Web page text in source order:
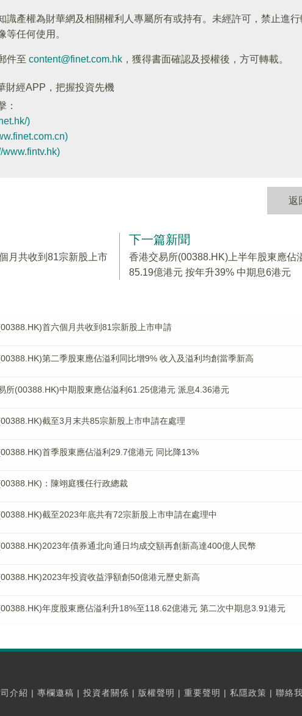
識產權為財華網及相關權利人專屬所有或持有。未經許可，禁止進行
等任何使用。
件至 content@finet.com.hk ，獲得書面確認及授權後，方可轉載。
財經APP，把握投資先機
：
)
www.fintv.hk)
返
月共收到81宗新股上市
下一篇新聞
香港交易所(00388.HK)上半年股東應佔
85.19億港元 按年升39% 中期息6港元
首六個月共收到81宗新股上市申請
第二季股東應佔溢利同比增9% 收入及溢利均創當季新高
所(00388.HK)中期股東應佔溢利61.25億港元 派息4.36港元
截至3月末共85宗新股上市申請在處理
首季股東應佔溢利29.7億港元 同比降13%
：陳翊庭獲任行政總裁
截至2023年底共有72宗新股上市申請在處理中
年債券通北向通日均成交額再創新高達400億人民幣
年投資收益淨額創50億港元歷史新高
年度股東應佔溢利升18%至118.62億港元 第二次中期息3.91港元
介紹 | 專欄邀稿 | 投資者關係 | 版權聲明 | 重要聲明 | 私隱政策 | 聯絡